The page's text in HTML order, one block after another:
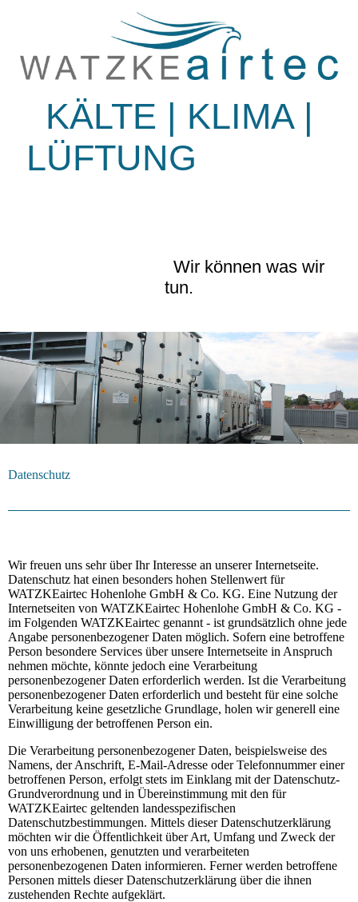
KÄLTE | KLIMA |
LÜFTUNG
Wir können was wir
tun.
Datenschutz
Wir freuen uns sehr über Ihr Interesse an unserer Internetseite.
Datenschutz hat einen besonders hohen Stellenwert für
WATZKEairtec Hohenlohe GmbH & Co. KG. Eine Nutzung der
Internetseiten von WATZKEairtec Hohenlohe GmbH & Co. KG -
im Folgenden WATZKEairtec genannt - ist grundsätzlich ohne jede
Angabe personenbezogener Daten möglich. Sofern eine betroffene
Person besondere Services über unsere Internetseite in Anspruch
nehmen möchte, könnte jedoch eine Verarbeitung
personenbezogener Daten erforderlich werden. Ist die Verarbeitung
personenbezogener Daten erforderlich und besteht für eine solche
Verarbeitung keine gesetzliche Grundlage, holen wir generell eine
Einwilligung der betroffenen Person ein.
Die Verarbeitung personenbezogener Daten, beispielsweise des
Namens, der Anschrift, E-Mail-Adresse oder Telefonnummer einer
betroffenen Person, erfolgt stets im Einklang mit der Datenschutz-
Grundverordnung und in Übereinstimmung mit den für
WATZKEairtec geltenden landesspezifischen
Datenschutzbestimmungen. Mittels dieser Datenschutzerklärung
möchten wir die Öffentlichkeit über Art, Umfang und Zweck der
von uns erhobenen, genutzten und verarbeiteten
personenbezogenen Daten informieren. Ferner werden betroffene
Personen mittels dieser Datenschutzerklärung über die ihnen
zustehenden Rechte aufgeklärt.